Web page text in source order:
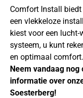
Comfort Install
een vlekkeloze
kiest voor een
systeem, u kunt
en optimaal comfort.
Neem vandaag
informatie over
Soesterberg!